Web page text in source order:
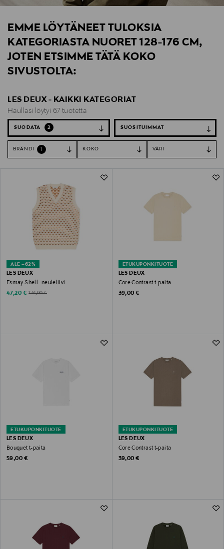
EMME LÖYTÄNEET TULOKSIA
KATEGORIASTA NUORET 128-176 CM,
JOTEN ETSIMME TÄTÄ KOKO
SIVUSTOLTA:
LES DEUX - KAIKKI KATEGORIAT
Haullasi löytyi 67 tuotetta
SUODATA 2
BRÄNDI 1 KOKO VÄRI
ALE –62%
LES DEUX
Esmay Shell -neuleliivi
Discounted Price
47,20 € Original Price
124,90 €
ETUKUPONKITUOTE
LES DEUX
Core Contrast t-paita
Original Price
39,00 €
ETUKUPONKITUOTE
LES DEUX
Bouquet t-paita
Original Price
59,00 €
ETUKUPONKITUOTE
LES DEUX
Core Contrast t-paita
Original Price
39,00 €